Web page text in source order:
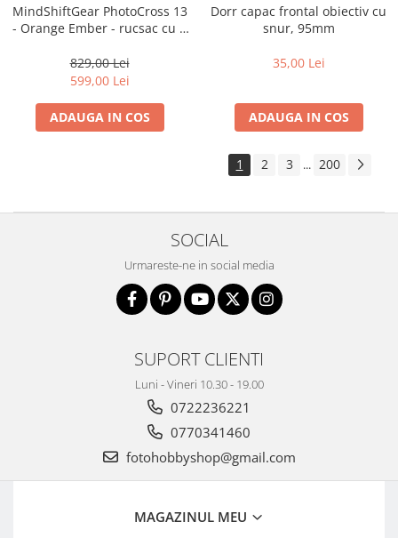
MindShiftGear PhotoCross 13
- Orange Ember - rucsac cu o
829,00 Lei
599,00 Lei
ADAUGA IN COS
Dorr capac frontal obiectiv cu
snur, 95mm
35,00 Lei
ADAUGA IN COS
1 2 3 ... 200
SOCIAL
Urmareste-ne in social media
SUPORT CLIENTI
Luni - Vineri 10.30 - 19.00
0722236221
0770341460
fotohobbyshop@gmail.com
MAGAZINUL MEU